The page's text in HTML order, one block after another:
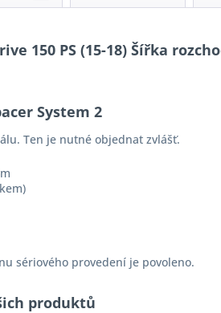
150 PS (15-18) Šířka
System 2
Ten je nutné objednat zvlášť.
sériového provedení je povoleno.
produktů